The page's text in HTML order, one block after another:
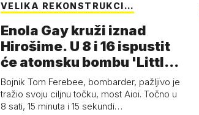
VELIKA REKONSTRUKCI…
Enola Gay kruži iznad
Hirošime. U 8 i 16 ispustit
će atomsku bombu 'Little
Boy'
Bojnik Tom Ferebee, bombarder, pažljivo je
tražio svoju ciljnu točku, most Aioi. Točno u
8 sati, 15 minuta i 15 sekundi…